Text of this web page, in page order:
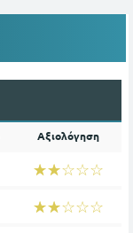
Αξιολόγηση
☆☆☆☆☆
★★★★★
☆☆☆☆☆
★★★★★